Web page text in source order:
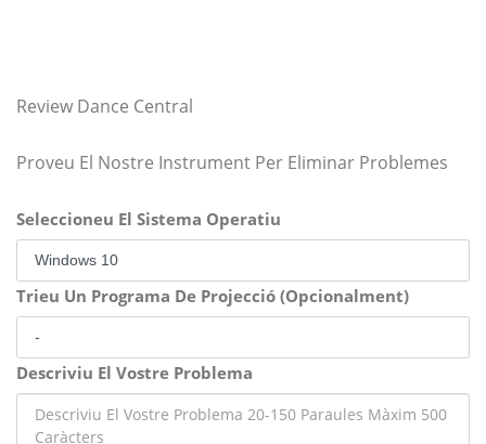
Review Dance Central
Proveu El Nostre Instrument Per Eliminar Problemes
Seleccioneu El Sistema Operatiu
Trieu Un Programa De Projecció (Opcionalment)
Descriviu El Vostre Problema